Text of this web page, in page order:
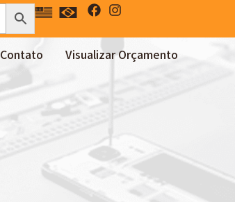
Contato Visualizar Orçamento